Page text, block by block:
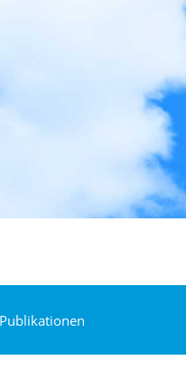
Publikationen